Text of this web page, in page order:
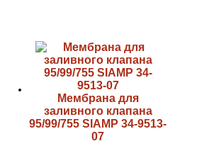
Мембрана для
заливного клапана
95/99/755 SIAMP 34-9513-
07